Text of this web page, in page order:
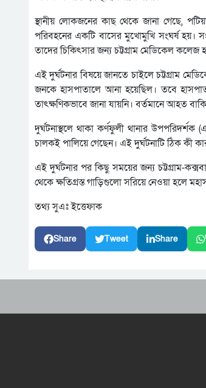
স্থানীয় লোকজনের কাছ থেকে জানা গেছে,
পরিবহনের একটি বাসের মুখোমুখি সংঘর্ষ
তাদের চিকিৎসার জন্য চট্টগ্রাম মেডিকেল কলেজ
এই দুর্ঘটনার বিষয়ে জানতে চাইলে চট্টগ্রাম
জনকে হাসপাতালে আনা হয়েছিল। তবে
তাৎক্ষণিকভাবে জানা যায়নি। বর্তমানে আহত
দুর্ঘটনাস্থলে থাকা কর্ণফুলী থানার
চালকই পালিয়ে গেছেন। এই দুর্ঘটনাটি ঠিক কী
এই দুর্ঘটনার পর কিছু সময়ের জন্য চট্টগ্রাম-
থেকে ক্ষতিগ্রস্ত গাড়িগুলো সরিয়ে নেওয়া হলে
তথ্য সুএঃ ইত্তেফাক
Share Tweet Share